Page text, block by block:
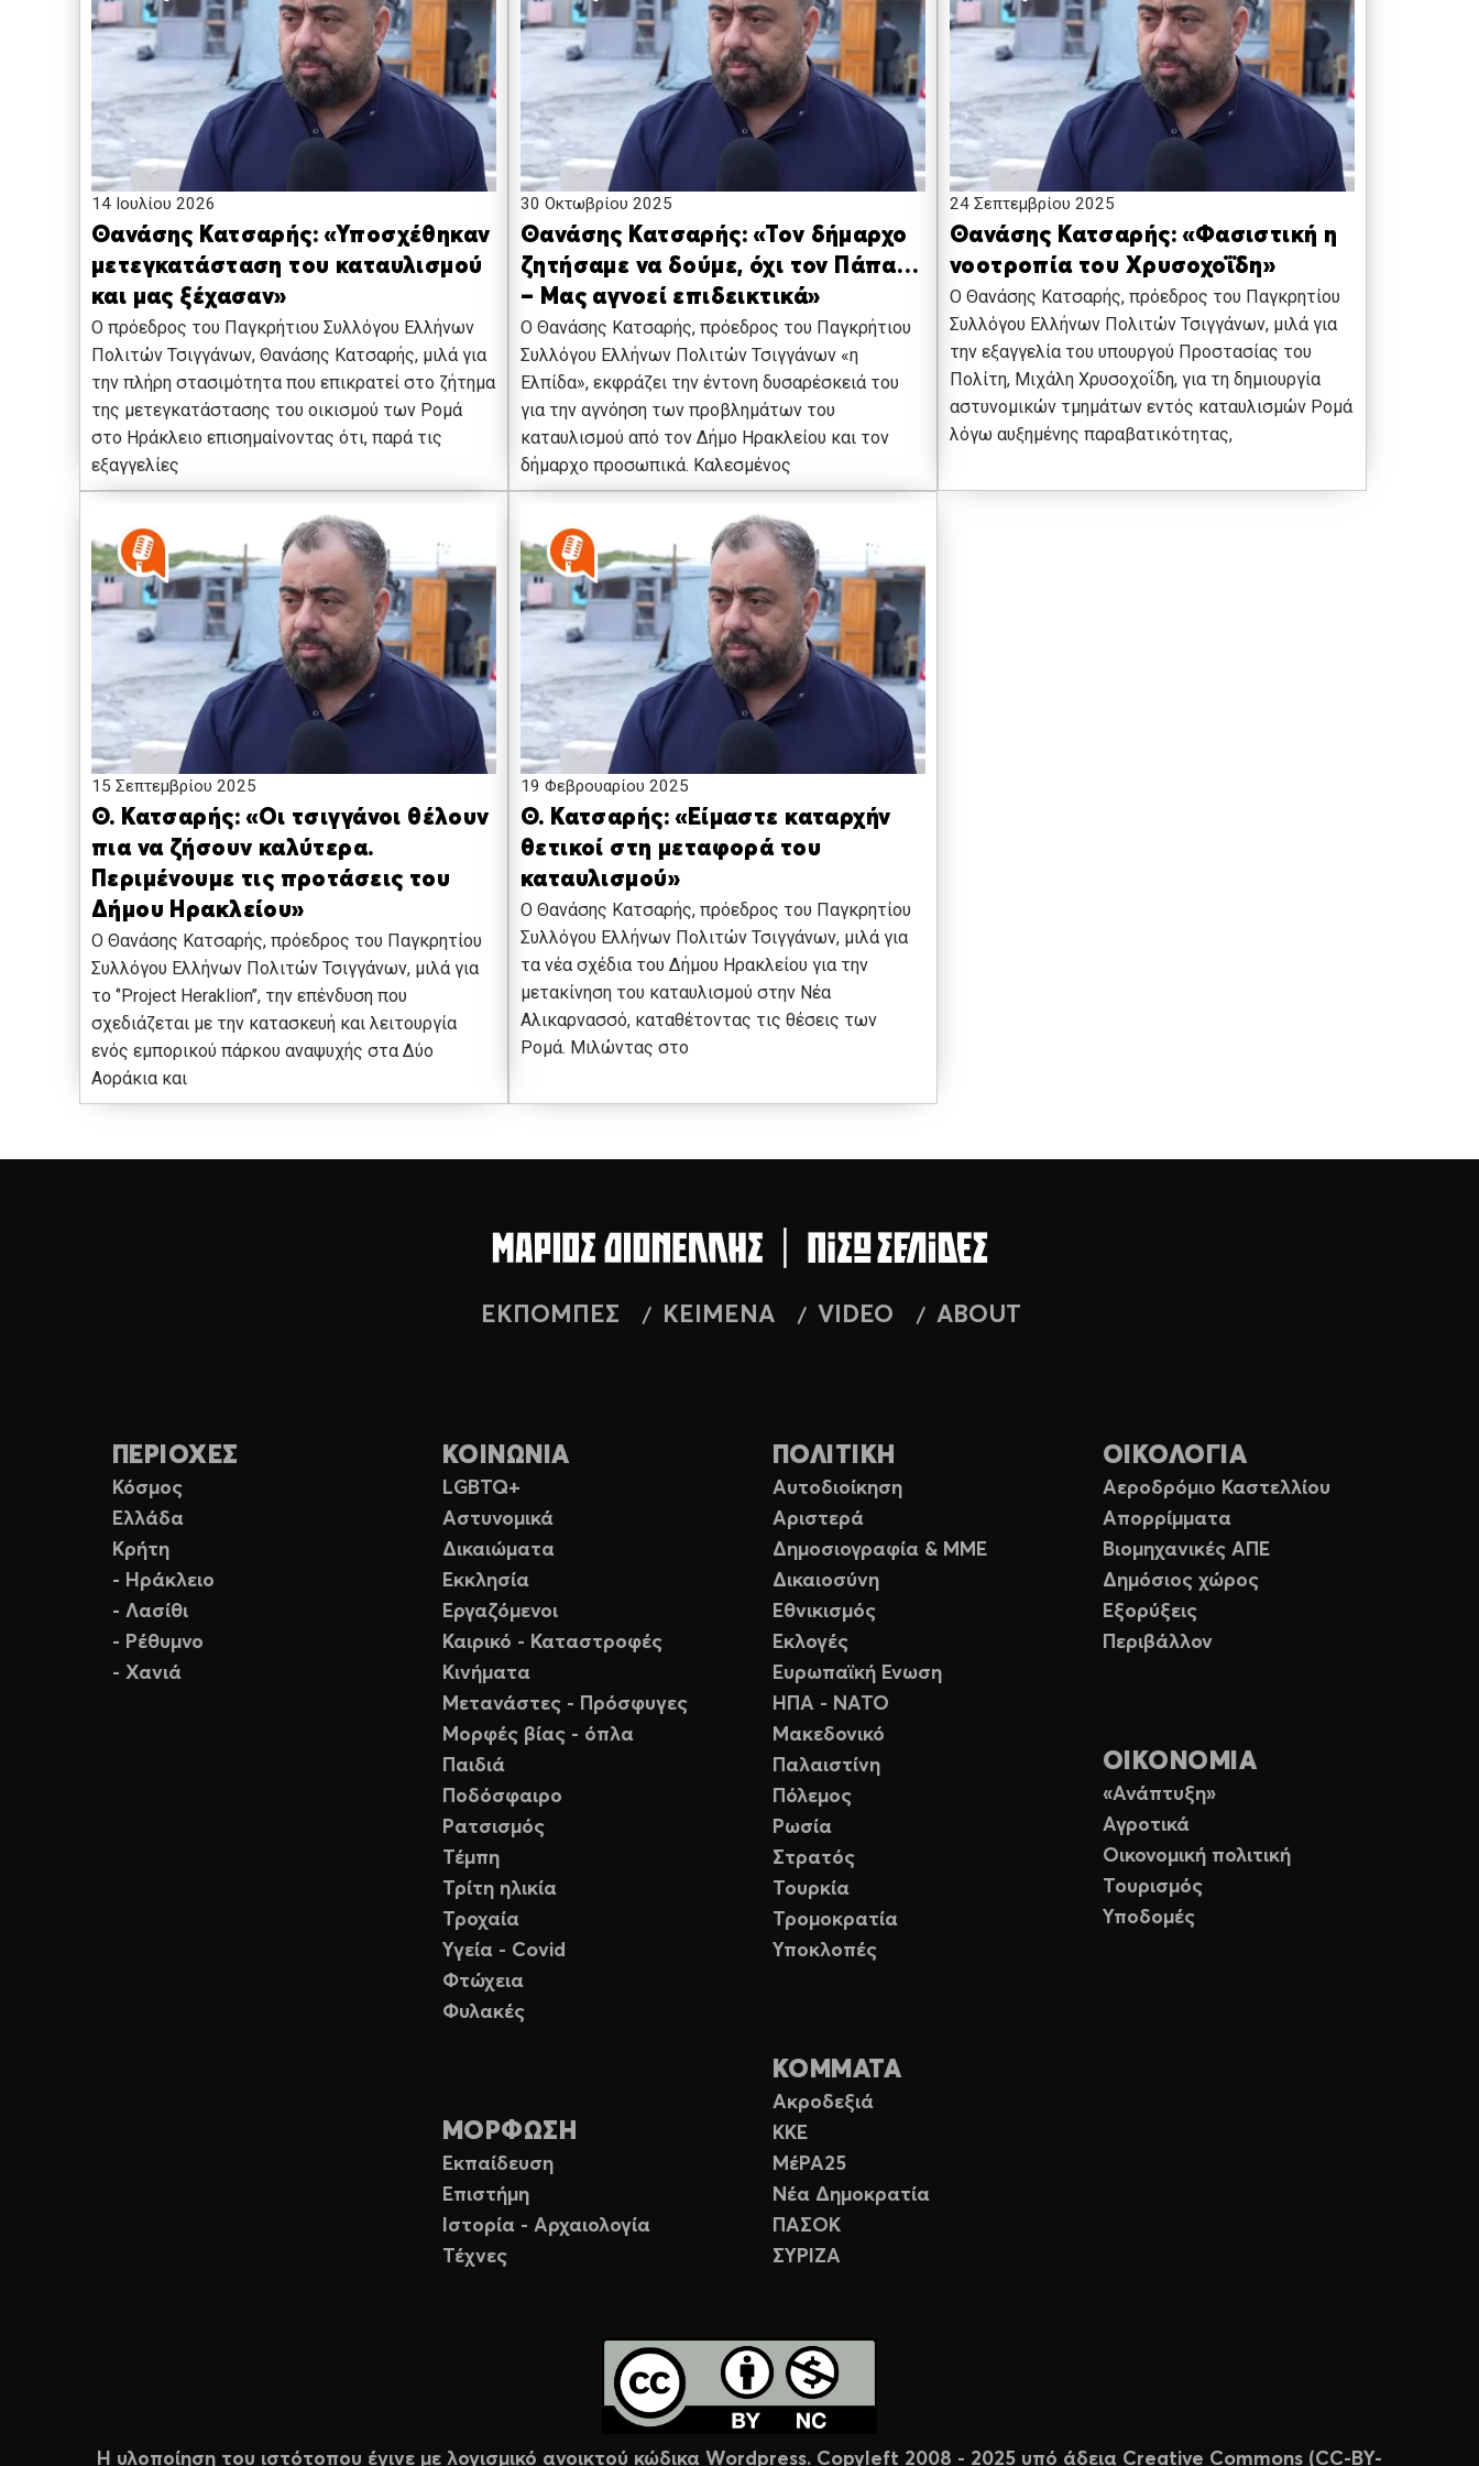
14 Ιουλίου 2026
Θανάσης Κατσαρής: «Υποσχέθηκαν
μετεγκατάσταση του καταυλισμού
και μας ξέχασαν»
Ο πρόεδρος του Παγκρήτιου Συλλόγου Ελλήνων
Πολιτών Τσιγγάνων, Θανάσης Κατσαρής, μιλά για
την πλήρη στασιμότητα που επικρατεί στο ζήτημα
της μετεγκατάστασης του οικισμού των Ρομά
στο Ηράκλειο επισημαίνοντας ότι, παρά τις
εξαγγελίες
30 Οκτωβρίου 2025
Θανάσης Κατσαρής: «Τον δήμαρχο
ζητήσαμε να δούμε, όχι τον Πάπα…
– Μας αγνοεί επιδεικτικά»
Ο Θανάσης Κατσαρής, πρόεδρος του Παγκρήτιου
Συλλόγου Ελλήνων Πολιτών Τσιγγάνων «η
Ελπίδα», εκφράζει την έντονη δυσαρέσκειά του
για την αγνόηση των προβλημάτων του
καταυλισμού από τον Δήμο Ηρακλείου και τον
δήμαρχο προσωπικά. Καλεσμένος
24 Σεπτεμβρίου 2025
Θανάσης Κατσαρής: «Φασιστική η
νοοτροπία του Χρυσοχοΐδη»
Ο Θανάσης Κατσαρής, πρόεδρος του Παγκρητίου
Συλλόγου Ελλήνων Πολιτών Τσιγγάνων, μιλά για
την εξαγγελία του υπουργού Προστασίας του
Πολίτη, Μιχάλη Χρυσοχοΐδη, για τη δημιουργία
αστυνομικών τμημάτων εντός καταυλισμών Ρομά
λόγω αυξημένης παραβατικότητας,
15 Σεπτεμβρίου 2025
Θ. Κατσαρής: «Οι τσιγγάνοι θέλουν
πια να ζήσουν καλύτερα.
Περιμένουμε τις προτάσεις του
Δήμου Ηρακλείου»
Ο Θανάσης Κατσαρής, πρόεδρος του Παγκρητίου
Συλλόγου Ελλήνων Πολιτών Τσιγγάνων, μιλά για
το ‘’Project Heraklion’’, την επένδυση που
σχεδιάζεται με την κατασκευή και λειτουργία
ενός εμπορικού πάρκου αναψυχής στα Δύο
Αοράκια και
19 Φεβρουαρίου 2025
Θ. Κατσαρής: «Είμαστε καταρχήν
θετικοί στη μεταφορά του
καταυλισμού»
Ο Θανάσης Κατσαρής, πρόεδρος του Παγκρητίου
Συλλόγου Ελλήνων Πολιτών Τσιγγάνων, μιλά για
τα νέα σχέδια του Δήμου Ηρακλείου για την
μετακίνηση του καταυλισμού στην Νέα
Αλικαρνασσό, καταθέτοντας τις θέσεις των
Ρομά. Μιλώντας στο
ΕΚΠΟΜΠΕΣ ΚΕΙΜΕΝΑ VIDEO ABOUT
ΠΕΡΙΟΧΕΣ
Κόσμος
Ελλάδα
Κρήτη
- Ηράκλειο
- Λασίθι
- Ρέθυμνο
- Χανιά
ΚΟΙΝΩΝΙΑ
LGBTQ+
Αστυνομικά
Δικαιώματα
Εκκλησία
Εργαζόμενοι
Καιρικό - Καταστροφές
Κινήματα
Μετανάστες - Πρόσφυγες
Μορφές βίας - όπλα
Παιδιά
Ποδόσφαιρο
Ρατσισμός
Τέμπη
Τρίτη ηλικία
Τροχαία
Υγεία - Covid
Φτώχεια
Φυλακές
ΜΟΡΦΩΣΗ
Εκπαίδευση
Επιστήμη
Ιστορία - Αρχαιολογία
Τέχνες
ΠΟΛΙΤΙΚΗ
Αυτοδιοίκηση
Αριστερά
Δημοσιογραφία & ΜΜΕ
Δικαιοσύνη
Εθνικισμός
Εκλογές
Ευρωπαϊκή Ενωση
ΗΠΑ - ΝΑΤΟ
Μακεδονικό
Παλαιστίνη
Πόλεμος
Ρωσία
Στρατός
Τουρκία
Τρομοκρατία
Υποκλοπές
ΚΟΜΜΑΤΑ
Ακροδεξιά
ΚΚΕ
ΜέΡΑ25
Νέα Δημοκρατία
ΠΑΣΟΚ
ΣΥΡΙΖΑ
ΟΙΚΟΛΟΓΙΑ
Αεροδρόμιο Καστελλίου
Απορρίμματα
Βιομηχανικές ΑΠΕ
Δημόσιος χώρος
Εξορύξεις
Περιβάλλον
ΟΙΚΟΝΟΜΙΑ
«Ανάπτυξη»
Αγροτικά
Οικονομική πολιτική
Τουρισμός
Υποδομές
Η υλοποίηση του ιστότοπου έγινε με λογισμικό ανοικτού κώδικα Wordpress. Copyleft 2008 - 2025 υπό άδεια Creative Commons (CC-BY-